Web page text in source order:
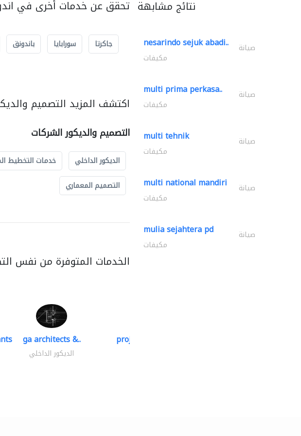
تحقق عن خدمات أخرى في
جاكرتا سورابايا باندونق
اكتشف المزيد التصميم
التصميم والديكور الشركات
الديكور الداخلي خدمات التخطيط
التصميم المعماري
الخدمات المتوفرة من نفس
ga architects &..
الديكور الداخلي
projeco contracting interior..
نتائج مشابهة
nesarindo sejuk abadi.. صيانة
مكيفات
multi prima perkasa.. صيانة
مكيفات
multi tehnik صيانة
مكيفات
multi national mandiri صيانة
مكيفات
mulia sejahtera pd صيانة
مكيفات